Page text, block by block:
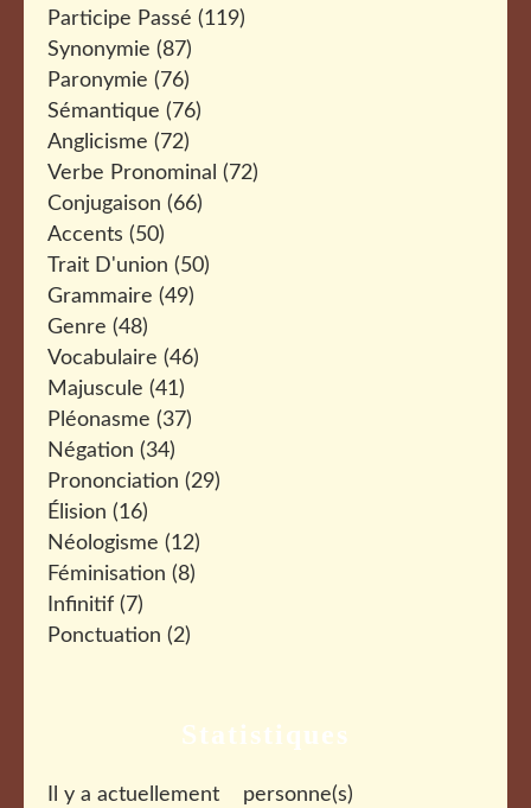
Participe Passé (119)
Synonymie (87)
Paronymie (76)
Sémantique (76)
Anglicisme (72)
Verbe Pronominal (72)
Conjugaison (66)
Accents (50)
Trait D'union (50)
Grammaire (49)
Genre (48)
Vocabulaire (46)
Majuscule (41)
Pléonasme (37)
Négation (34)
Prononciation (29)
Élision (16)
Néologisme (12)
Féminisation (8)
Infinitif (7)
Ponctuation (2)
Statistiques
Il y a actuellement personne(s)